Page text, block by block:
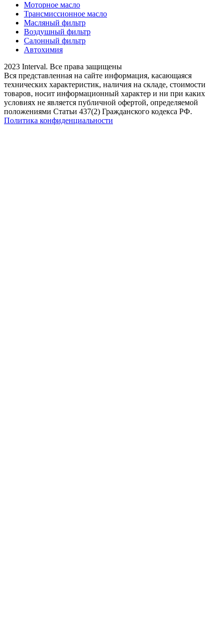
Моторное масло
Трансмиссионное масло
Масляный фильтр
Воздушный фильтр
Салонный фильтр
Автохимия
2023 Interval. Все права защищены
Вся представленная на сайте информация, касающаяся
технических характеристик, наличия на складе, стоимости
товаров, носит информационный характер и ни при каких
условиях не является публичной офертой, определяемой
положениями Статьи 437(2) Гражданского кодекса РФ.
Политика конфиденциальности